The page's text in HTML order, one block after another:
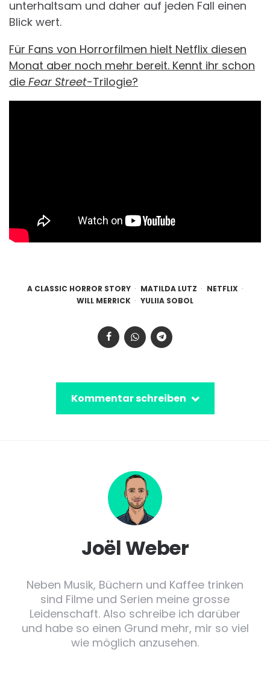
unterhaltsam und daher auf jeden Fall einen
Blick wert.
Für Fans von Horrorfilmen hielt Netflix diesen
Monat aber noch mehr bereit. Kennt ihr schon
die Fear Street-Trilogie?
A CLASSIC HORROR STORY MATILDA LUTZ
NETFLIX
WILL MERRICK
YULIIA SOBOL
Kommentar schreiben
Joël Weber
Neben Musik, Büchern und Kaffee trinken
sind Filme und Serien meine grosse
Leidenschaft. Also schreibe ich darüber
und habe so einen Grund mehr, mir so viel
wie möglich anzusehen.